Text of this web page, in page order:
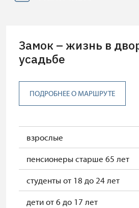
Замок – жизнь в
усадьбе
ПОДРОБНЕЕ О МАРШРУТЕ
взрослые
пенсионеры старше 65 лет
студенты от 18 до 24 лет
дети от 6 до 17 лет